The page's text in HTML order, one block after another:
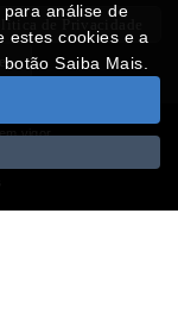
de Privacidade
vigor
análise de
estes cookies e a
Saiba Mais.